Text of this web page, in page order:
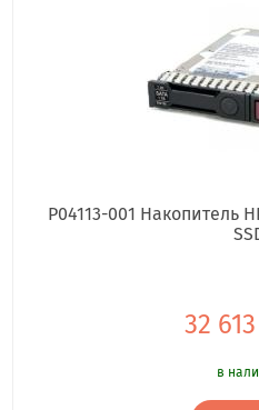
P04113-001 Накопитель
32
в